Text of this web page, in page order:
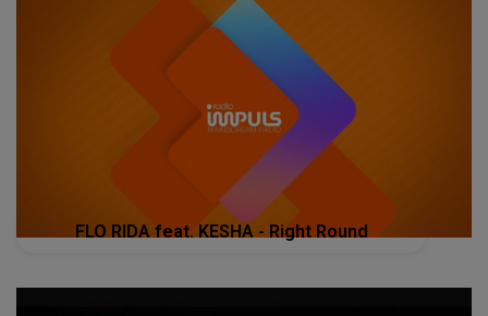
FLO RIDA feat. KESHA - Right Round